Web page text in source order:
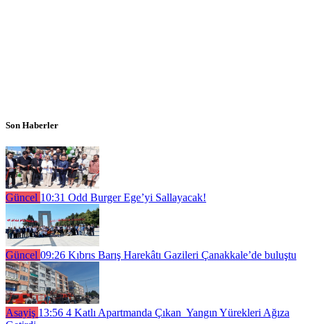
Son Haberler
Güncel 10:31 Odd Burger Ege’yi Sallayacak!
Güncel 09:26 Kıbrıs Barış Harekâtı Gazileri Çanakkale’de buluştu
Asayiş 13:56 4 Katlı Apartmanda Çıkan Yangın Yürekleri Ağıza